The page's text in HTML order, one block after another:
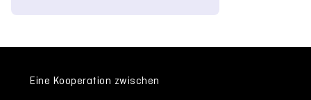
Eine Kooperation zwischen